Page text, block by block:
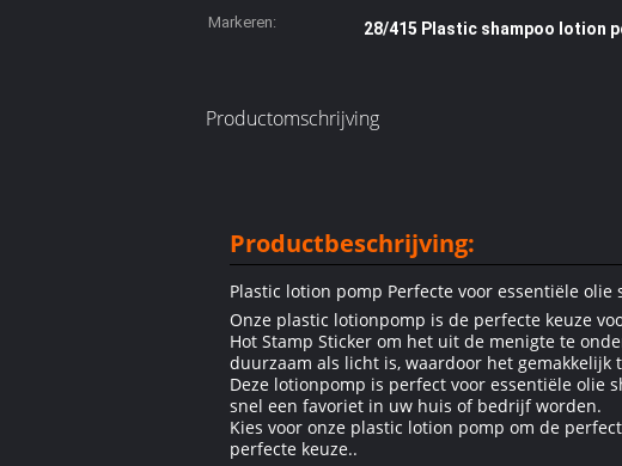
Markeren:
28/415 Plastic shampoo lotion
Productomschrijving
Productbeschrijving:
Plastic lotion pomp Perfecte voor essentiële
Onze plastic lotionpomp is de perfecte keuze
Hot Stamp Sticker om het uit de menigte te
duurzaam als licht is, waardoor het gemakkelijk
Deze lotionpomp is perfect voor essentiële olie
snel een favoriet in uw huis of bedrijf worden.
Kies voor onze plastic lotion pomp om de
perfecte keuze..